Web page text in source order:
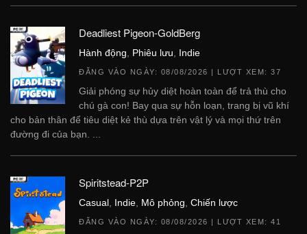
Deadliest Pigeon-GoldBerg
Hành động Phiêu lưu Indie
ĐĂNG VÀO NGÀY: 08/08/2026 | LƯỢT XEM: 37
Giải phóng sự hủy diệt hoàn toàn để trả thù cho
chú gà con! Bay qua sự hỗn loạn, trang bị vũ khí
cho bản thân để tiêu diệt kẻ thù dựa trên vật lý và mọi thứ trên
đường đi của bạn. ...
Spiritstead-P2P
Casual Indie Mô phỏng Chiến lược
ĐĂNG VÀO NGÀY: 08/08/2026 | LƯỢT XEM: 41